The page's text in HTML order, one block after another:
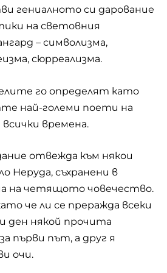
гениалното си дарование
на световния
– символизма,
сюрреализма.
го определят като
най-големи поети на
времена.
отвежда към някои
Неруда, съхранени в
на четящото човечество.
че ли се преражда всеки
ден някой прочита
първи път, а друг я
очи.